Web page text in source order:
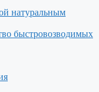
натуральным
быстровозводимых